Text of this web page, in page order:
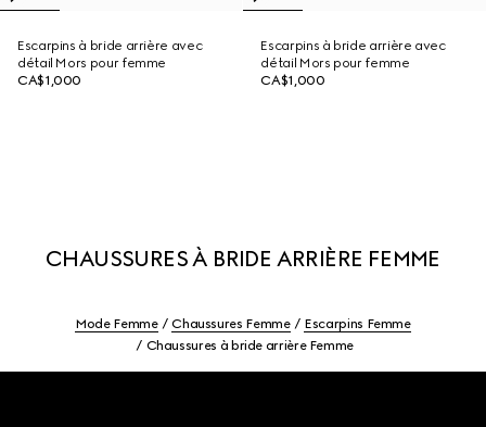
Escarpins à bride arrière avec
détail Mors pour femme
CA$1,000
Escarpins à bride arrière avec
détail Mors pour femme
CA$1,000
CHAUSSURES À BRIDE ARRIÈRE FEMME
Mode Femme Chaussures Femme
Escarpins Femme
Chaussures à bride arrière Femme